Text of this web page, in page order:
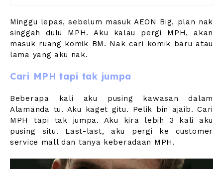
Minggu lepas, sebelum masuk AEON Big, plan nak
singgah dulu MPH. Aku kalau pergi MPH, akan
masuk ruang komik BM. Nak cari komik baru atau
lama yang aku nak.
Cari MPH tapi tak jumpa
Beberapa kali aku pusing kawasan dalam
Alamanda tu. Aku kaget gitu. Pelik bin ajaib. Cari
MPH tapi tak jumpa. Aku kira lebih 3 kali aku
pusing situ. Last-last, aku pergi ke customer
service mall dan tanya keberadaan MPH.